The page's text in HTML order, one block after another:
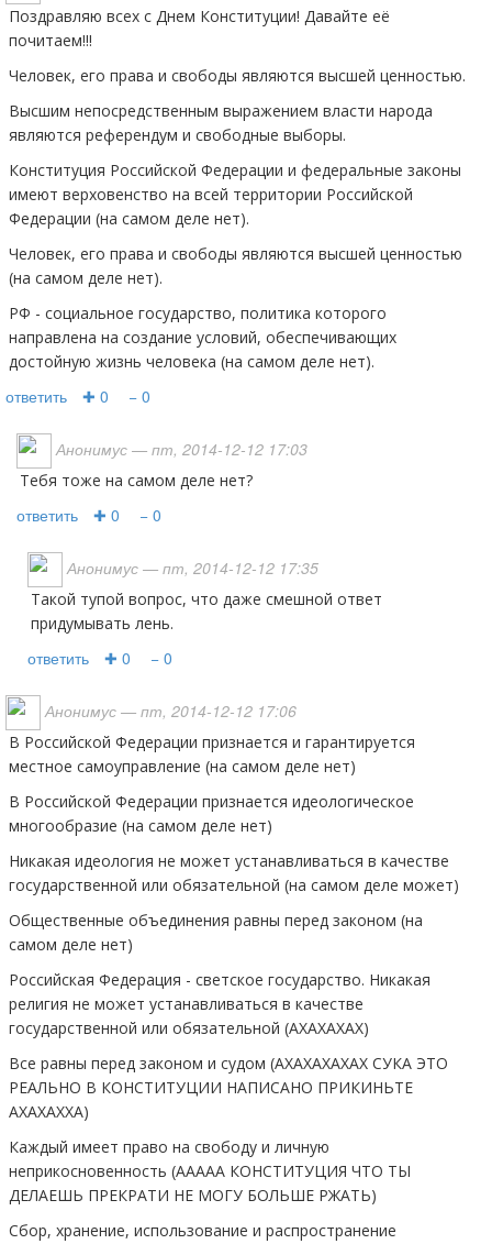
Поздравляю всех с Днем Конституции! Давайте её
почитаем!!!
Человек, его права и свободы являются высшей ценностью.
Высшим непосредственным выражением власти народа
являются референдум и свободные выборы.
Конституция Российской Федерации и федеральные законы
имеют верховенство на всей территории Российской
Федерации (на самом деле нет).
Человек, его права и свободы являются высшей ценностью
(на самом деле нет).
РФ - социальное государство, политика которого
направлена на создание условий, обеспечивающих
достойную жизнь человека (на самом деле нет).
ответить ✚ 0 − 0
Анонимус — пт, 2014-12-12 17:03
тебя тоже на самом деле нет?
ответить ✚ 0 − 0
Анонимус — пт, 2014-12-12 17:35
Такой тупой вопрос, что даже смешной ответ
придумывать лень.
ответить ✚ 0 − 0
Анонимус — пт, 2014-12-12 17:06
В Российской Федерации признается и гарантируется
местное самоуправление (на самом деле нет)
В Российской Федерации признается идеологическое
многообразие (на самом деле нет)
Никакая идеология не может устанавливаться в качестве
государственной или обязательной (на самом деле может)
Общественные объединения равны перед законом (на
самом деле нет)
Российская Федерация - светское государство. Никакая
религия не может устанавливаться в качестве
государственной или обязательной (АХАХАХАХ)
Все равны перед законом и судом (АХАХАХАХАХ СУКА ЭТО
РЕАЛЬНО В КОНСТИТУЦИИ НАПИСАНО ПРИКИНЬТЕ
АХАХАХХА)
Каждый имеет право на свободу и личную
неприкосновенность (ААААА КОНСТИТУЦИЯ ЧТО ТЫ
ДЕЛАЕШЬ ПРЕКРАТИ НЕ МОГУ БОЛЬШЕ РЖАТЬ)
Сбор, хранение, использование и распространение